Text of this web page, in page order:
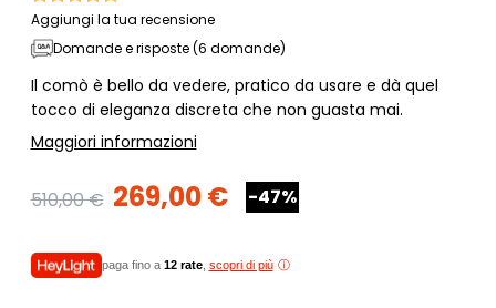
Aggiungi la tua recensione
Domande e risposte (6 domande)
Il comò è bello da vedere, pratico da usare e dà quel
tocco di eleganza discreta che non guasta mai.
Maggiori informazioni
510,00 € 269,00 € -47%
paga fino a 12 rate, scopri di più